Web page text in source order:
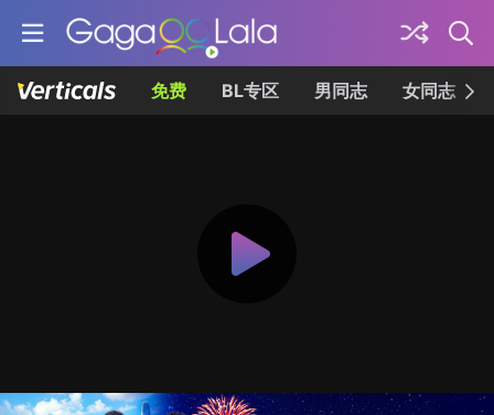
免费 BL专区 男同志 女同志